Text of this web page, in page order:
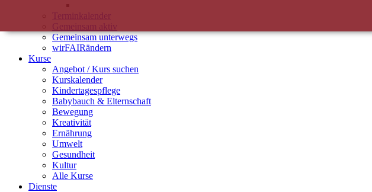
Terminkalender
Gemeinsam aktiv
Gemeinsam unterwegs
wirFAIRändern
Kurse
Angebot / Kurs suchen
Kurskalender
Kindertagespflege
Babybauch & Elternschaft
Bewegung
Kreativität
Ernährung
Umwelt
Gesundheit
Kultur
Alle Kurse
Dienste